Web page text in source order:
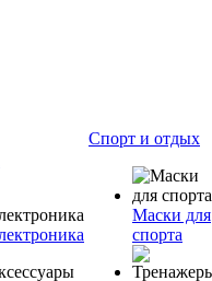
Спорт и отдых
Маски для
спорта